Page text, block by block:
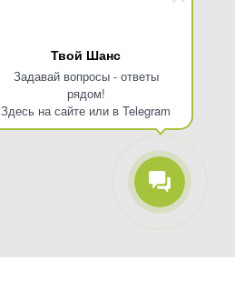
Твой Шанс
Задавай вопросы - ответы
рядом!
Здесь на сайте или в Telegram